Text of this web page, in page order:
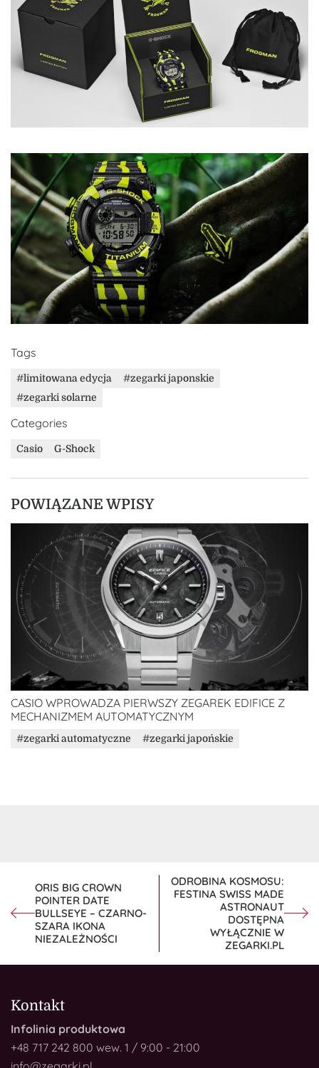
Tags
limitowana edycja
zegarki japonskie
zegarki solarne
Categories
Casio G-Shock
POWIĄZANE WPISY
CASIO WPROWADZA PIERWSZY ZEGAREK EDIFICE Z
MECHANIZMEM AUTOMATYCZNYM
zegarki automatyczne zegarki japońskie
NAWIGACJA
WPISU
ORIS BIG CROWN
POINTER DATE
BULLSEYE – CZARNO-
SZARA IKONA
NIEZALEŻNOŚCI
ODROBINA KOSMOSU:
FESTINA SWISS MADE
ASTRONAUT
DOSTĘPNA
WYŁĄCZNIE W
ZEGARKI.PL
Kontakt
Infolinia produktowa
+48 717 242 800 wew. 1 / 9:00 - 21:00